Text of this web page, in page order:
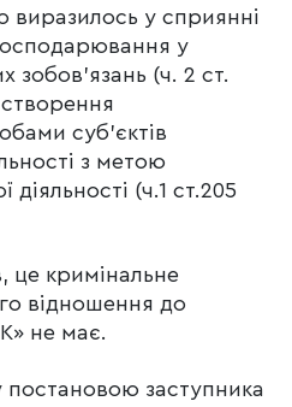
у сприянні
у
зобов’язань (ч. 2 ст.
суб’єктів
з метою
діяльності (ч.1 ст.205
це кримінальне
відношення до
не має.
постановою заступника